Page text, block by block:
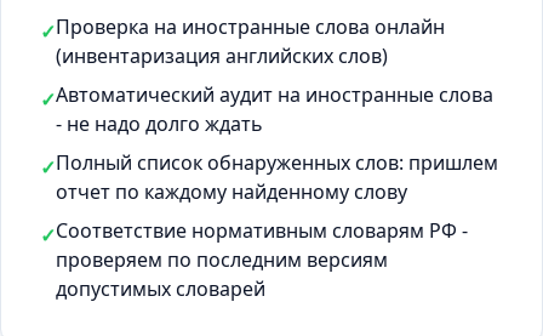
✓Проверка на иностранные слова онлайн
(инвентаризация английских слов)
✓Автоматический аудит на иностранные слова
- не надо долго ждать
✓Полный список обнаруженных слов: пришлем
отчет по каждому найденному слову
✓Соответствие нормативным словарям РФ -
проверяем по последним версиям
допустимых словарей